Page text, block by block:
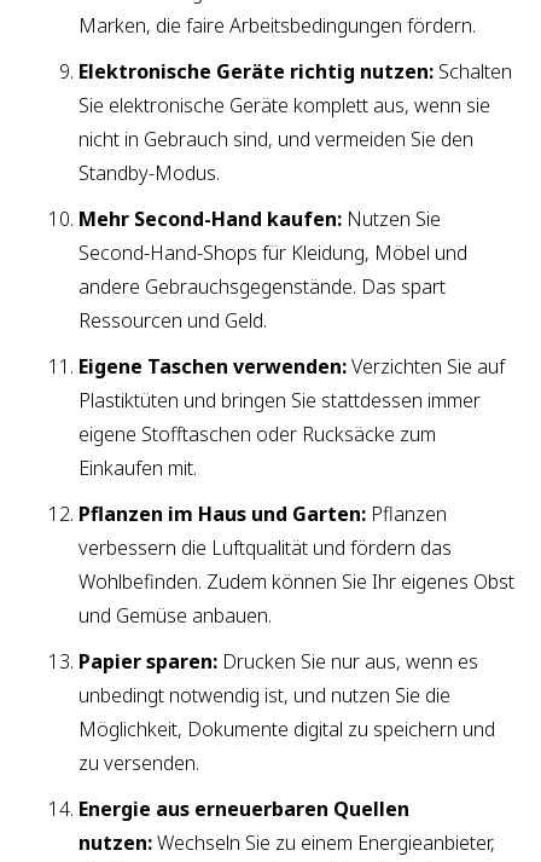
Marken, die faire Arbeitsbedingungen fördern.
Elektronische Geräte richtig nutzen: Schalten
Sie elektronische Geräte komplett aus, wenn sie
nicht in Gebrauch sind, und vermeiden Sie den
Standby-Modus.
Mehr Second-Hand kaufen: Nutzen Sie
Second-Hand-Shops für Kleidung, Möbel und
andere Gebrauchsgegenstände. Das spart
Ressourcen und Geld.
Eigene Taschen verwenden:Verzichten Sie auf
Plastiktüten und bringen Sie stattdessen immer
eigene Stofftaschen oder Rucksäcke zum
Einkaufen mit.
Pflanzen im Haus und Garten: Pflanzen
verbessern die Luftqualität und fördern das
Wohlbefinden. Zudem können Sie Ihr eigenes Obst
und Gemüse anbauen.
Papier sparen: Drucken Sie nur aus, wenn es
unbedingt notwendig ist, und nutzen Sie die
Möglichkeit, Dokumente digital zu speichern und
zu versenden.
Energie aus erneuerbaren Quellen
nutzen:Wechseln Sie zu einem Energieanbieter,